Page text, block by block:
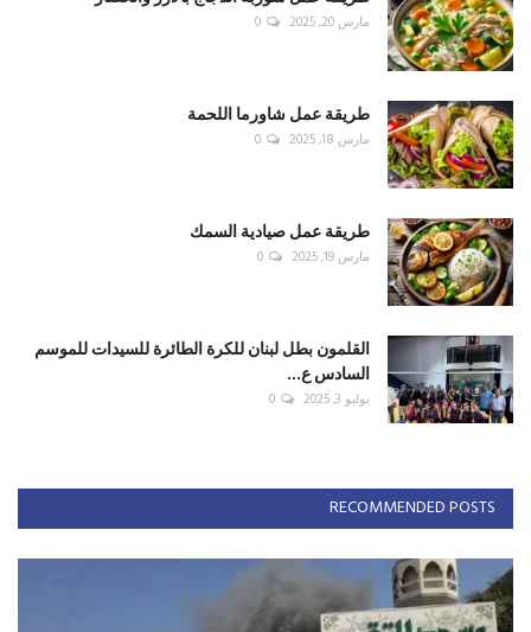
مارس 20, 2025 0
طريقة عمل شاورما اللحمة
مارس 18, 2025 0
طريقة عمل صيادية السمك
مارس 19, 2025 0
القلمون بطل لبنان للكرة الطائرة للسيدات للموسم
السادس ع...
يوليو 3, 2025 0
RECOMMENDED POSTS